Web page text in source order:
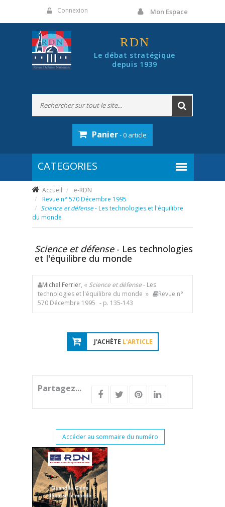
Connexion Mon Espace
RDN
Le débat stratégique
depuis 1939
Panier- 0 article
Accueil
e-RDN
Revue n° 570 Décembre 1995
Science et défense- Les technologies et l'équilibre
du monde
Science et défense - Les technologies
et l'équilibre du monde
Michel Ferrier, « Science et défense- Les
technologies et l'équilibre du monde »
Revue n°
570 Décembre 1995 - p. 135-143
J'ACHÈTE L'ARTICLE
Partagez...
Accéder au sommaire du numéro